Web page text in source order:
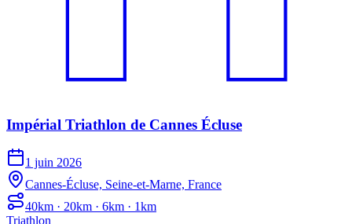
Impérial Triathlon de Cannes Écluse
1 juin 2026
Cannes-Écluse, Seine-et-Marne, France
40km · 20km · 6km · 1km
Triathlon